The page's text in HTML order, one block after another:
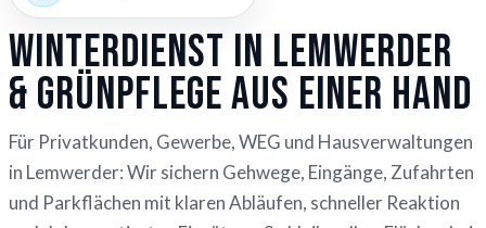
Winterdienst in Lemwerder
& Grünpflege aus einer Hand
Für Privatkunden, Gewerbe, WEG und Hausverwaltungen
in Lemwerder: Wir sichern Gehwege, Eingänge, Zufahrten
und Parkflächen mit klaren Abläufen, schneller Reaktion